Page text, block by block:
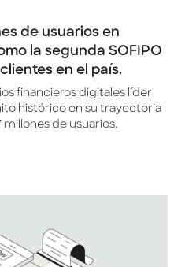
de usuarios en
la segunda SOFIPO
en el país.
financieros digitales líder
histórico en su trayectoria
millones de usuarios.